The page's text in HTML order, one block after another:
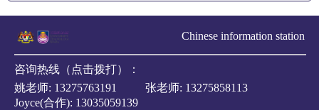
Chinese information station
咨询热线（点击拨打）：
姚老师: 13275763191 张老师: 13275858113
Joyce(合作): 13035059139